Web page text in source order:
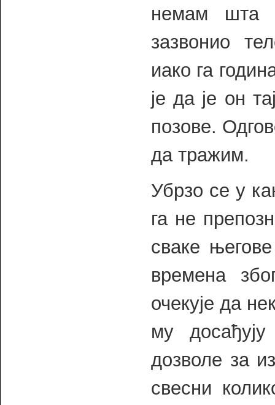
немам шта
зазвонио
иако га
је да је он
позове.
да тражим.
Убрзо се у
га не
сваке
времена
очекује да
му
дозволе за
свесни